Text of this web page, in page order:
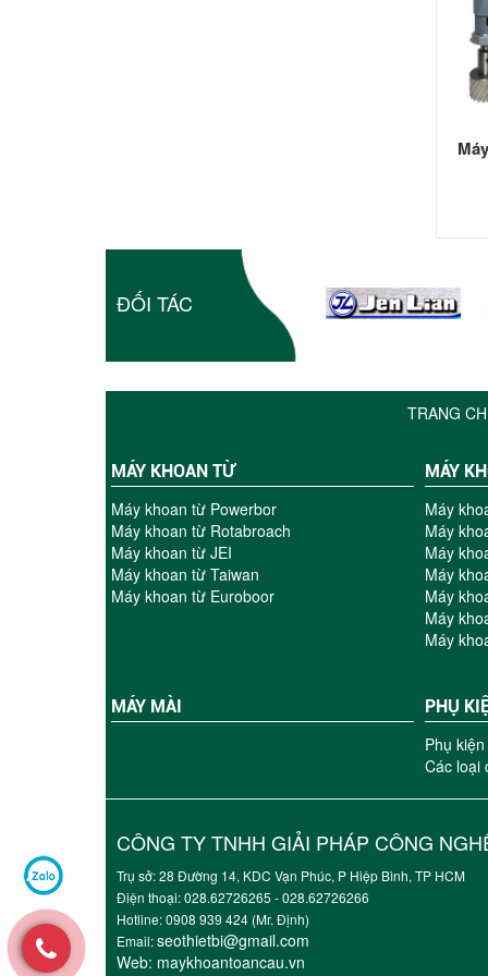
ĐỐI TÁC
TRANG
MÁY KHOAN TỪ
Máy khoan từ Powerbor
Máy khoan từ Rotabroach
Máy khoan từ JEI
Máy khoan từ Taiwan
Máy khoan từ Euroboor
MÁY
Máy
Máy
Máy
Máy
Máy
Máy
Máy
MÁY MÀI PHỤ
Phụ
Các loại
CÔNG TY TNHH GIẢI PHÁP CÔNG
Trụ sở: 28 Đường 14, KDC Vạn Phúc, P Hiệp Bình, TP HCM
Điện thoại: 028.62726265 -
Hotline: 0908 939 424 (Mr. Định)
Email:seothietbi@gmail.com
Web: maykhoantoancau.vn